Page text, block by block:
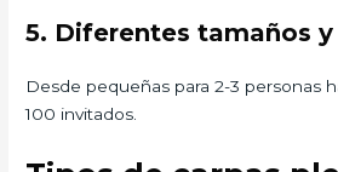
5. Diferentes tamaños
Desde pequeñas para 2-3 personas
100 invitados.